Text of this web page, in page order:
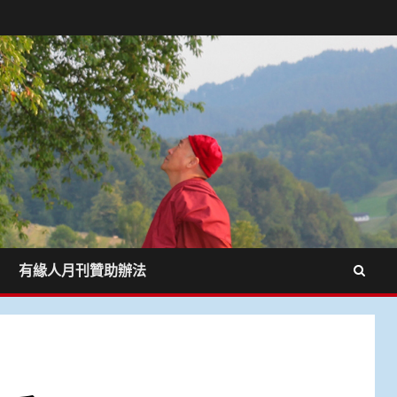
有緣人月刊贊助辦法